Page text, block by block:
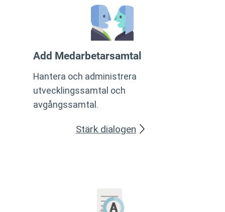
Add Medarbetarsamtal
Hantera och administrera
utvecklingssamtal och
avgångssamtal.
Stärk dialogen